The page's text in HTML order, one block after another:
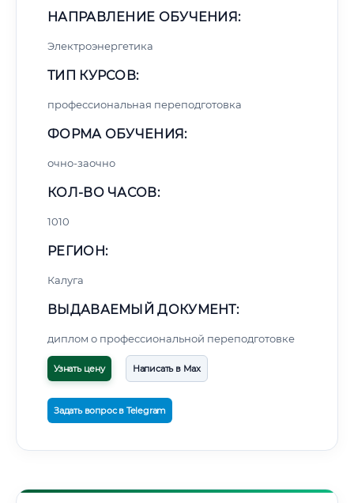
НАПРАВЛЕНИЕ ОБУЧЕНИЯ:
Электроэнергетика
ТИП КУРСОВ:
профессиональная переподготовка
ФОРМА ОБУЧЕНИЯ:
очно-заочно
КОЛ-ВО ЧАСОВ:
1010
РЕГИОН:
Калуга
ВЫДАВАЕМЫЙ ДОКУМЕНТ:
диплом о профессиональной переподготовке
Узнать цену Написать в Max
Задать вопрос в Telegram